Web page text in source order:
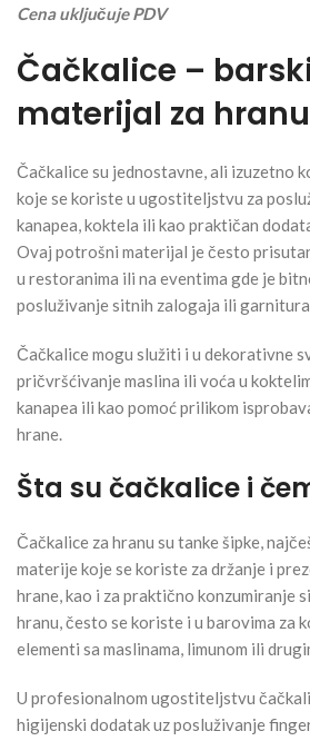
Cena uključuje PDV
Čačkalice –
materijal za
Čačkalice su jednostavne, ali izuzetno
koje se koriste u ugostiteljstvu za
kanapea, koktela ili kao praktičan
Ovaj potrošni materijal je često
u restoranima ili na eventima gde je
posluživanje sitnih zalogaja ili garnitura
Čačkalice mogu služiti i u dekorativne
pričvršćivanje maslina ili voća u
kanapea ili kao pomoć prilikom
hrane.
Šta su čačkalice i
Čačkalice za hranu su tanke šipke,
materije koje se koriste za držanje i
hrane, kao i za praktično konzumiranje
hranu, često se koriste i u barovima za
elementi sa maslinama, limunom ili
U profesionalnom ugostiteljstvu
higijenski dodatak uz posluživanje